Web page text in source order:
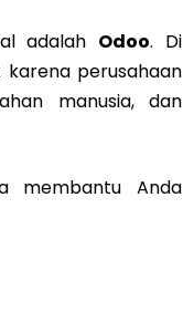
adalah Odoo. Di
perusahaan
manusia, dan
membantu Anda